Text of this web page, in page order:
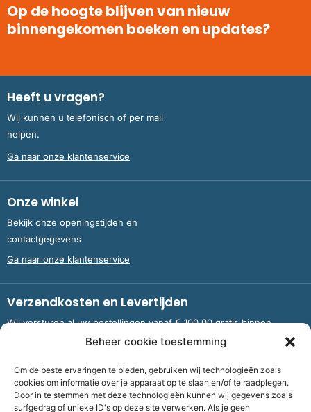
Beheer cookie toestemming
Om de beste ervaringen te bieden, gebruiken wij technologieën zoals
cookies om informatie over je apparaat op te slaan en/of te raadplegen.
Door in te stemmen met deze technologieën kunnen wij gegevens zoals
surfgedrag of unieke ID's op deze site verwerken. Als je geen
Op de hoogte blijven van nieuw
binnengekomen boeken en updates?
Heeft u vragen?
Wij kunnen u telefonisch of per mail
helpen.
Ga naar onze klantenservice
Onze winkel
Bekijk onze openingstijden en
contactgegevens
Ga naar onze klantenservice
Verzendkosten en Levertijden
Wij versturen al uw bestellingen vanaf € 100,00 gratis binnen
Nederland en België.
Meer informatie over verzendkosten en levertijden